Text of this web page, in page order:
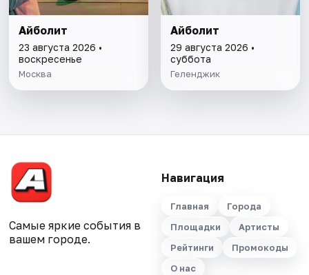
Айболит
23 августа 2026 •
воскресенье
Москва
Айболит
29 августа 2026 •
суббота
Геленджик
Самые яркие события в
вашем городе.
Навигация
Главная
Города
Площадки
Артисты
Рейтинги
Промокоды
О нас